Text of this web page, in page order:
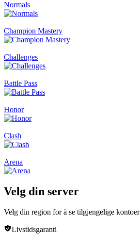
Normals
Champion Mastery
Challenges
Battle Pass
Honor
Clash
Arena
Velg din server
Velg din region for å se tilgjengelige kontoer
Livstidsgaranti